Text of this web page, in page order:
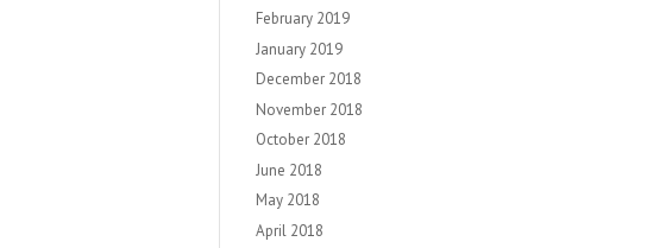
February 2019
January 2019
December 2018
November 2018
October 2018
June 2018
May 2018
April 2018